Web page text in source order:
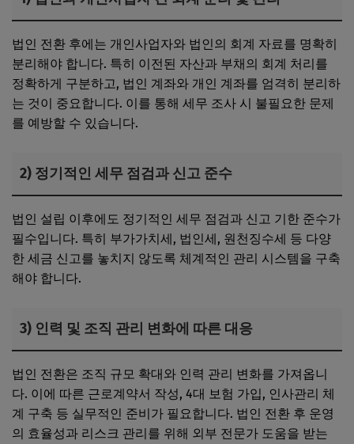
법인 전환 후에는 개인사업자와 법인의 회계 자료를 명확히
분리해야 합니다. 특히 이전된 자산과 부채의 회계 처리를
정확하게 구분하고, 법인 계좌와 개인 계좌를 엄격히 분리하
는 것이 중요합니다. 이를 통해 세무 조사 시 불필요한 문제
를 예방할 수 있습니다.
2) 정기적인 세무 점검과 신고 준수
법인 설립 이후에도 정기적인 세무 점검과 신고 기한 준수가
필수입니다. 특히 부가가치세, 법인세, 원천징수세 등 다양
한 세금 신고를 놓치지 않도록 체계적인 관리 시스템을 구축
해야 합니다.
3) 인력 및 조직 관리 변화에 따른 대응
법인 전환은 조직 규모 확대와 인력 관리 변화를 가져옵니
다. 이에 따른 근로계약서 작성, 4대 보험 가입, 인사관리 체
계 구축 등 실무적인 준비가 필요합니다. 법인 전환 후 운영
의 효율성과 리스크 관리를 위해 외부 전문가 도움을 받는